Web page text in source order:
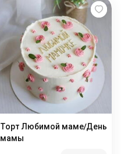
Торт Любимой маме/День
мамы